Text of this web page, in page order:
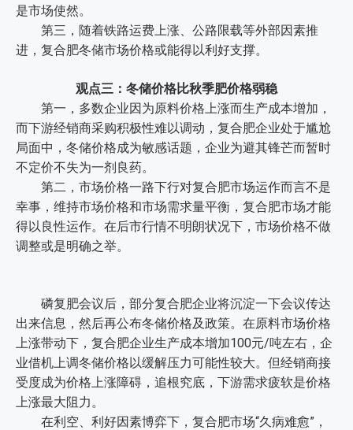
是市场使然。
第三，随着铁路运费上涨、公路限载等外部因素推
进，复合肥冬储市场价格或能得以利好支撑。
观点三：冬储价格比秋季肥价格弱稳
第一，多数企业因为原料价格上涨而生产成本增加，
而下游经销商采购积极性难以调动，复合肥企业处于尴尬
局面中，冬储价格成为敏感话题，企业为避其锋芒而暂时
不定价不失为一剂良药。
第二，市场价格一路下行对复合肥市场运作而言不是
幸事，维持市场价格和市场需求量平衡，复合肥市场才能
得以良性运作。在后市行情不明朗状况下，市场价格不做
调整或是明确之举。
磷复肥会议后，部分复合肥企业将沉淀一下会议传达
出来信息，然后再公布冬储价格及政策。在原料市场价格
上涨带动下，复合肥企业生产成本增加100元/吨左右，企
业借机上调冬储价格以缓解压力可能性较大。但经销商接
受度成为价格上涨障碍，追根究底，下游需求疲软是价格
上涨最大阻力。
在利空、利好因素博弈下，复合肥市场“久病难愈”，